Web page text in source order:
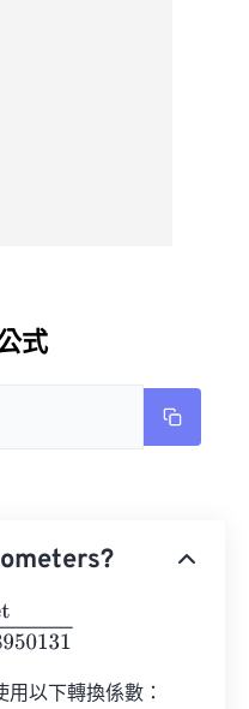
式
以下轉換係數：